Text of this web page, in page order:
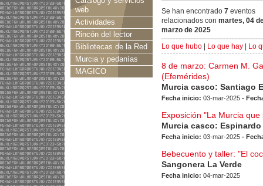
web
Actividades
Rincón del lector
Bibliotecas de la Red
Murcia y pedanías
MAGICO
Se han encontrado 7 eventos
relacionados con martes, 04
marzo de 2025
Lo que hubo
Lo que hay Lo
8 de marzo: Carmen M.
(Efemérides)
Murcia casco: Santiago
Fecha inicio: 03-mar-2025 -
Exposición "La Murcia que
Murcia casco: Espinardo
Fecha inicio: 03-mar-2025 -
Bebecuento y taller: "El
Sangonera La Verde
Fecha inicio: 04-mar-2025